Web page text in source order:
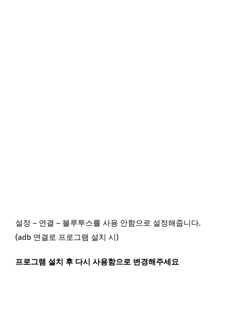
설정 – 연결 – 블루투스를 사용 안함으로 설정해줍니다.
(adb 연결로 프로그램 설치 시)
프로그램 설치 후 다시 사용함으로 변경해주세요